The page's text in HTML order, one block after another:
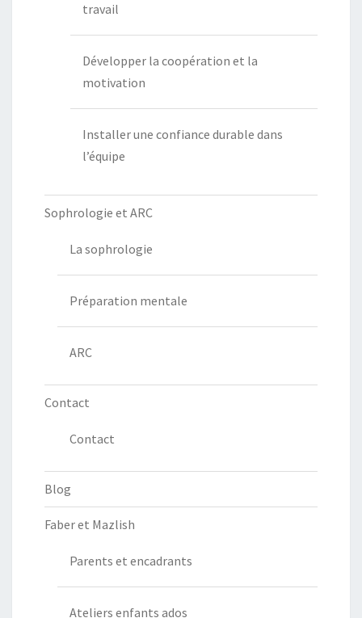
travail
Développer la coopération et la
motivation
Installer une confiance durable dans
l’équipe
Sophrologie et ARC
La sophrologie
Préparation mentale
ARC
Contact
Contact
Blog
Faber et Mazlish
Parents et encadrants
Ateliers enfants ados